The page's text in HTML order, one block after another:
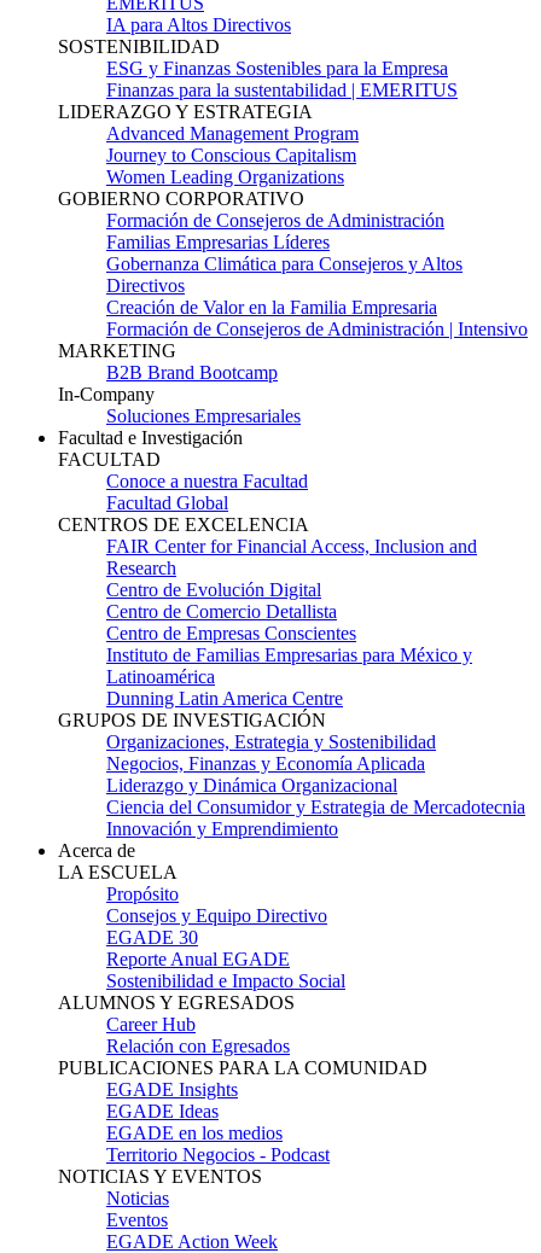
IA para Altos Directivos
SOSTENIBILIDAD
ESG y Finanzas Sostenibles para la Empresa
Finanzas para la sustentabilidad | EMERITUS
LIDERAZGO Y ESTRATEGIA
Advanced Management Program
Journey to Conscious Capitalism
Women Leading Organizations
GOBIERNO CORPORATIVO
Formación de Consejeros de Administración
Familias Empresarias Líderes
Gobernanza Climática para Consejeros y Altos
Directivos
Creación de Valor en la Familia Empresaria
Formación de Consejeros de Administración | Intensivo
MARKETING
B2B Brand Bootcamp
In-Company
Soluciones Empresariales
Facultad e Investigación
FACULTAD
Conoce a nuestra Facultad
Facultad Global
CENTROS DE EXCELENCIA
FAIR Center for Financial Access, Inclusion and
Research
Centro de Evolución Digital
Centro de Comercio Detallista
Centro de Empresas Conscientes
Instituto de Familias Empresarias para México y
Latinoamérica
Dunning Latin America Centre
GRUPOS DE INVESTIGACIÓN
Organizaciones, Estrategia y Sostenibilidad
Negocios, Finanzas y Economía Aplicada
Liderazgo y Dinámica Organizacional
Ciencia del Consumidor y Estrategia de Mercadotecnia
Innovación y Emprendimiento
Acerca de
LA ESCUELA
Propósito
Consejos y Equipo Directivo
EGADE 30
Reporte Anual EGADE
Sostenibilidad e Impacto Social
ALUMNOS Y EGRESADOS
Career Hub
Relación con Egresados
PUBLICACIONES PARA LA COMUNIDAD
EGADE Insights
EGADE Ideas
EGADE en los medios
Territorio Negocios - Podcast
NOTICIAS Y EVENTOS
Noticias
Eventos
EGADE Action Week